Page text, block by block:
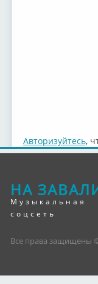
Авторизуйтесь,
НА
Музыкальная
соцсеть
Все права защищены